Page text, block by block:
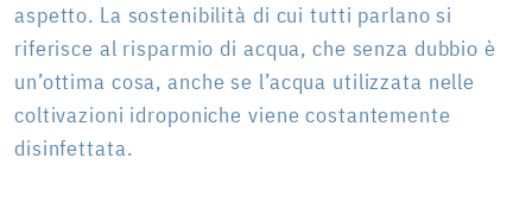
aspetto. La sostenibilità di cui tutti parlano si
riferisce al risparmio di acqua, che senza dubbio è
un’ottima cosa, anche se l’acqua utilizzata nelle
coltivazioni idroponiche viene costantemente
disinfettata.